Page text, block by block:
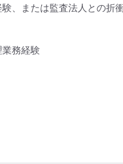
、または監査法人との折
務経験